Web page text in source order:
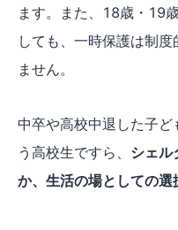
ます。また、18歳・19
しても、一時保護は制
ません。
中卒や高校中退した子
う高校生ですら、 シェル
か、生活の場としての